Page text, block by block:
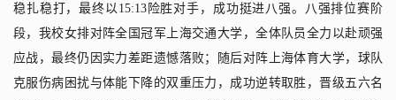
稳扎稳打，最终以 15:13险胜对手，成功挺进八强。八强排位赛阶
段，我校女排对阵全国冠军上海交通大学，全体队员全力以赴顽强
应战，最终仍因实力差距遗憾落败；随后对阵上海体育大学，球队
克服伤病困扰与体能下降的双重压力，成功逆转取胜，晋级五六名